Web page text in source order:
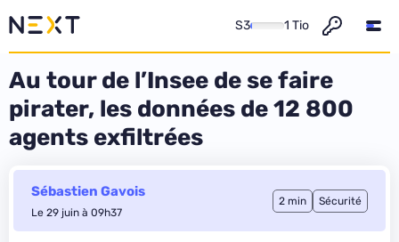
S3 1 Tio
Au tour de l’Insee de se faire
pirater, les données de 12 800
agents exfiltrées
Sébastien Gavois
Le 29 juin à 09h37
2 min Sécurité